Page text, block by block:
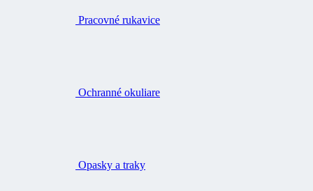
Pracovné rukavice
Ochranné okuliare
Opasky a traky